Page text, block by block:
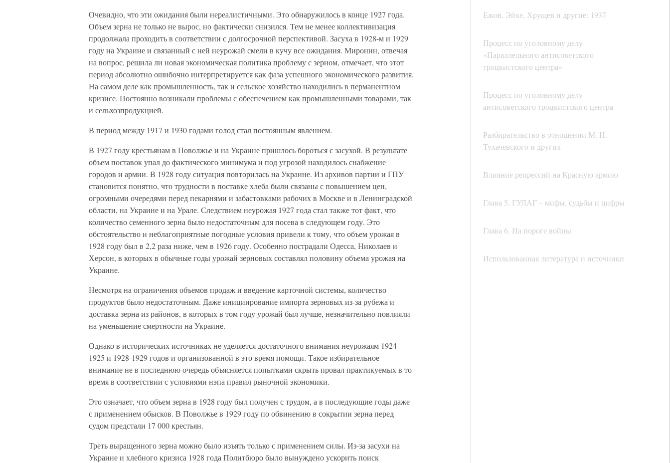
Ежов, Эйхе, Хрущев и другие: 1937
Процесс по уголовному делу
«Параллельного антисоветского
троцкистского центра»
Процесс по уголовному делу
антисоветского троцкистского центра
Разбирательство в отношении М. Н.
Тухачевского и других
Влияние репрессий на Красную армию
Глава 5. ГУЛАГ – мифы, судьбы и цифры
Глава 6. На пороге войны
Использованная литература и источники
Очевидно, что эти ожидания были нереалистичными. Это обнаружилось в конце 1927 года.
Объем зерна не только не вырос, но фактически снизился. Тем не менее коллективизация
продолжала проходить в соответствии с долгосрочной перспективой. Засуха в 1928-м и 1929
году на Украине и связанный с ней неурожай смели в кучу все ожидания. Миронин, отвечая
на вопрос, решила ли новая экономическая политика проблему с зерном, отмечает, что этот
период абсолютно ошибочно интерпретируется как фаза успешного экономического развития.
На самом деле как промышленность, так и сельское хозяйство находились в перманентном
кризисе. Постоянно возникали проблемы с обеспечением как промышленными товарами, так
и сельхозпродукцией.
В период между 1917 и 1930 годами голод стал постоянным явлением.
В 1927 году крестьянам в Поволжье и на Украине пришлось бороться с засухой. В результате
объем поставок упал до фактического минимума и под угрозой находилось снабжение
городов и армии. В 1928 году ситуация повторилась на Украине. Из архивов партии и ГПУ
становится понятно, что трудности в поставке хлеба были связаны с повышением цен,
огромными очередями перед пекарнями и забастовками рабочих в Москве и в Ленинградской
области, на Украине и на Урале. Следствием неурожая 1927 года стал также тот факт, что
количество семенного зерна было недостаточным для посева в следующем году. Это
обстоятельство и неблагоприятные погодные условия привели к тому, что объем урожая в
1928 году был в 2,2 раза ниже, чем в 1926 году. Особенно пострадали Одесса, Николаев и
Херсон, в которых в обычные годы урожай зерновых составлял половину объема урожая на
Украине.
Несмотря на ограничения объемов продаж и введение карточной системы, количество
продуктов было недостаточным. Даже инициирование импорта зерновых из-за рубежа и
доставка зерна из районов, в которых в том году урожай был лучше, незначительно повлияли
на уменьшение смертности на Украине.
Однако в исторических источниках не уделяется достаточного внимания неурожаям 1924-
1925 и 1928-1929 годов и организованной в это время помощи. Такое избирательное
внимание не в последнюю очередь объясняется попытками скрыть провал практикуемых в то
время в соответствии с условиями нэпа правил рыночной экономики.
Это означает, что объем зерна в 1928 году был получен с трудом, а в последующие годы даже
с применением обысков. В Поволжье в 1929 году по обвинению в сокрытии зерна перед
судом предстали 17 000 крестьян.
Треть выращенного зерна можно было изъять только с применением силы. Из-за засухи на
Украине и хлебного кризиса 1928 года Политбюро было вынуждено ускорить поиск